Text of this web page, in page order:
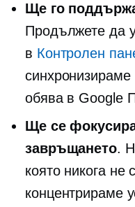
Ще го
Продължете да
в Контролен
обява в Google
Ще се
завръщането.
която никога
концентрираме